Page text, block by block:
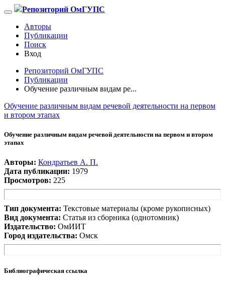
Репозиторий ОмГУПС
Авторы
Публикации
Поиск
Вход
Репозиторий ОмГУПС
Публикации
Обучение различным видам ре...
Обучение различным видам речевой деятельности на первом
и втором этапах
Обучение различным видам речевой деятельности на первом и втором
этапах
Авторы: Кондратьев А. П.
Дата публикации: 1979
Просмотров: 225
Тип документа: Текстовые материалы (кроме рукописных)
Вид документа: Статья из сборника (однотомник)
Издательство: ОмИИТ
Город издательства: Омск
Библиографическая ссылка